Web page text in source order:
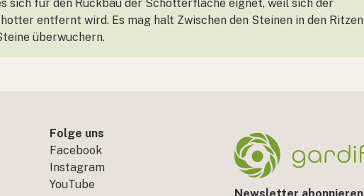
sich für den Rückbau der Schotterfläche eignet, weil sich der
entfernt wird. Es mag halt Zwischen den Steinen in den Ritzen
überwuchern.
Folge uns
Facebook
Instagram
YouTube